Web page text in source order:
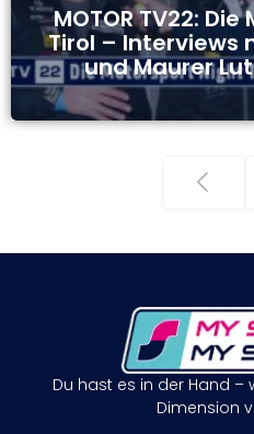
MOTOR TV22:
Tirol – Interviews
und Maurer
Du hast es in der Hand –
Dimension